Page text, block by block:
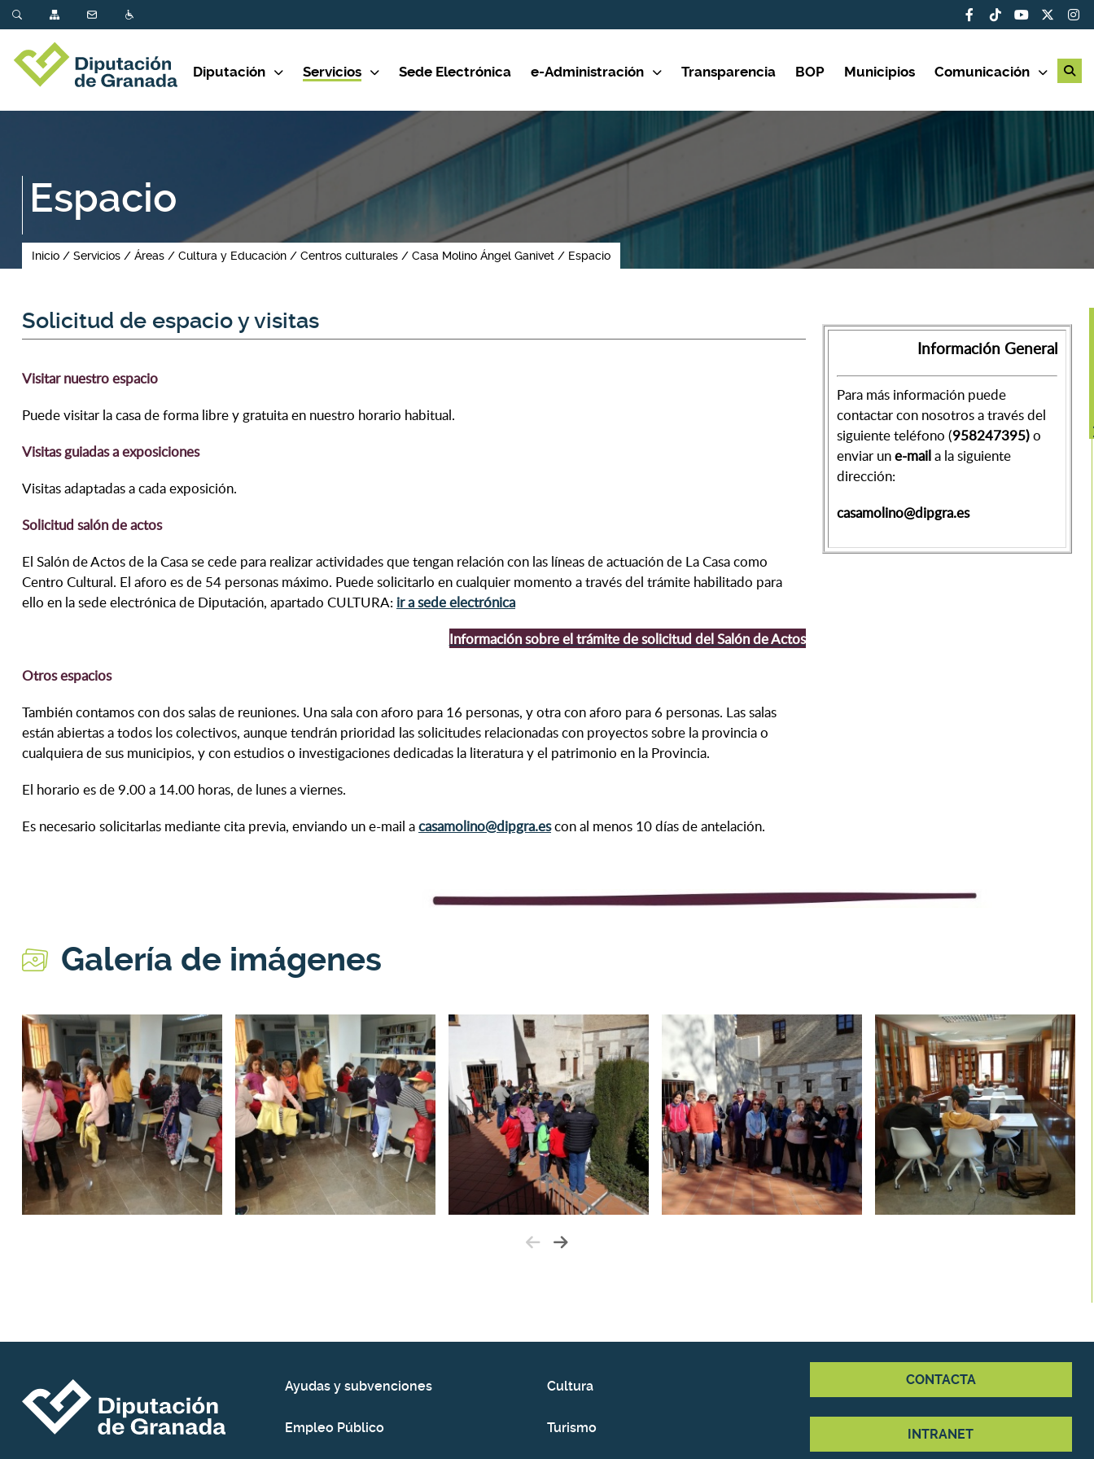
Diputación Servicios Sede Electrónica e-Administración Transparencia BOP Municipios Comunicación
Espacio
Inicio Servicios Áreas Cultura y Educación Centros culturales Casa Molino Ángel Ganivet Espacio
Solicitud de espacio y visitas
Visitar nuestro espacio
Puede visitar la casa de forma libre y gratuita en nuestro horario habitual.
Visitas guiadas a exposiciones
Visitas adaptadas a cada exposición.
Solicitud salón de actos
El Salón de Actos de la Casa se cede para realizar actividades que tengan relación con las líneas de actuación de La Casa como
Centro Cultural. El aforo es de 54 personas máximo. Puede solicitarlo en cualquier momento a través del trámite habilitado para
ello en la sede electrónica de Diputación, apartado CULTURA: ir a sede electrónica
Información sobre el trámite de solicitud del Salón de Actos
Otros espacios
También contamos con dos salas de reuniones. Una sala con aforo para 16 personas, y otra con aforo para 6 personas. Las salas
están abiertas a todos los colectivos, aunque tendrán prioridad las solicitudes relacionadas con proyectos sobre la provincia o
cualquiera de sus municipios, y con estudios o investigaciones dedicadas la literatura y el patrimonio en la Provincia.
El horario es de 9.00 a 14.00 horas, de lunes a viernes.
Es necesario solicitarlas mediante cita previa, enviando un e-mail acasamolino@dipgra.escon al menos 10 días de antelación.
Información General
Para más información puede
contactar con nosotros a través del
siguiente teléfono (958247395)o
enviar une-maila la siguiente
dirección:
casamolino@dipgra.es
Galería de imágenes
Ayudas y subvenciones
Empleo Público
Cultura
Turismo
CONTACTA
INTRANET